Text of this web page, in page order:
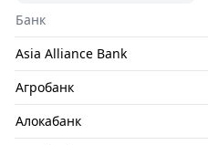
Банк
Asia Alliance Bank
Агробанк
Алокабанк